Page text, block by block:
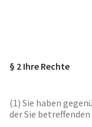
§ 2 Ihre Rechte
(1) Sie haben
der Sie